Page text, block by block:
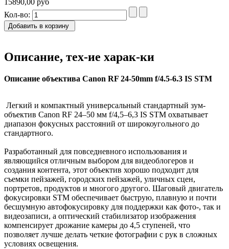
Кол-во:
Добавить в корзину
Описание, тех-ие харак-ки
Описание объектива Canon RF 24-50mm f/4.5-6.3 IS STM
Легкий и компактный универсальный стандартный зум-
объектив Canon RF 24–50 мм f/4,5–6,3 IS STM охватывает
диапазон фокусных расстояний от широкоугольного до
стандартного.
Разработанный для повседневного использования и
являющийся отличным выбором для видеоблогеров и
создания контента, этот объектив хорошо подходит для
съемки пейзажей, городских пейзажей, уличных сцен,
портретов, продуктов и многого другого. Шаговый двигатель
фокусировки STM обеспечивает быструю, плавную и почти
бесшумную автофокусировку для поддержки как фото-, так и
видеозаписи, а оптический стабилизатор изображения
компенсирует дрожание камеры до 4,5 ступеней, что
позволяет лучше делать четкие фотографии с рук в сложных
условиях освещения.